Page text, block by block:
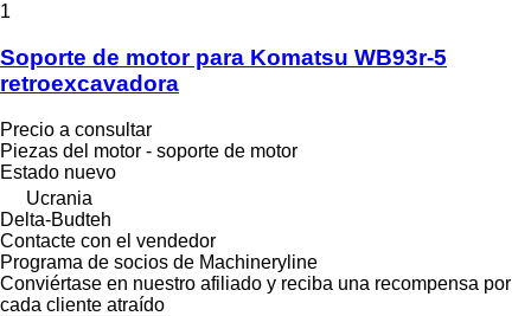
1
Soporte de motor para Komatsu WB93r-5
retroexcavadora
Precio a consultar
Piezas del motor - soporte de motor
Estado nuevo
Ucrania
Delta-Budteh
Contacte con el vendedor
Programa de socios de Machineryline
Conviértase en nuestro afiliado y reciba una recompensa por
cada cliente atraído